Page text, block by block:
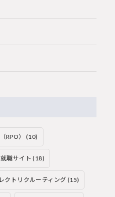
RPO） (10)
就職サイト (18)
クトリクルーティング (15)